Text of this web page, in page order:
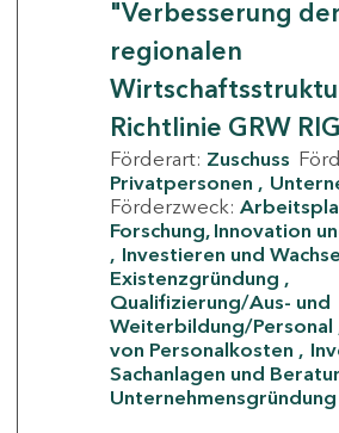
"Verbesserung der
regionalen
Richtlinie GRW
Förderart: Zuschuss
Privatpersonen
Förderzweck:
Forschung, Innovation
Investieren und
Existenzgründung
Qualifizierung/Aus- und
Weiterbildung/Personal
von Personalkosten
Sachanlagen und
Unternehmensgründung